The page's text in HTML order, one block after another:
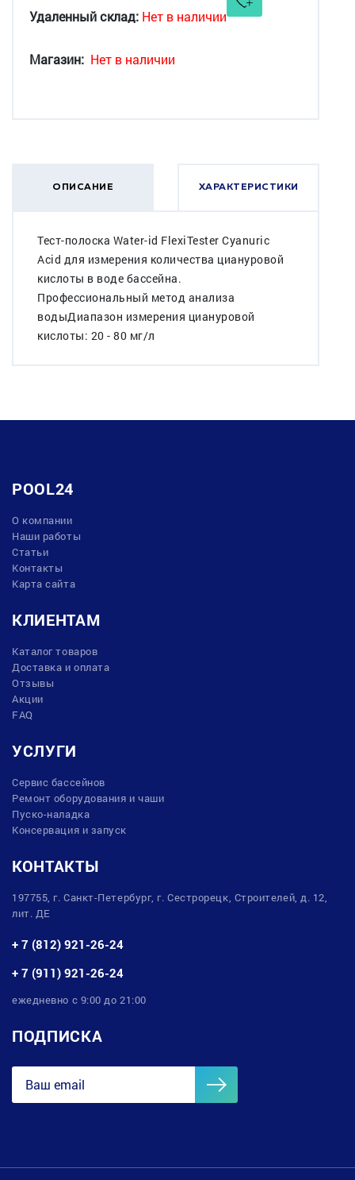
Удаленный склад: Нет в наличии
Магазин: Нет в наличии
ОПИСАНИЕ ХАРАКТЕРИСТИКИ
Тест-полоска Water-id FlexiTester Cyanuric
Acid для измерения количества циануровой
кислоты в воде бассейна.
Профессиональный метод анализа
водыДиапазон измерения циануровой
кислоты: 20 - 80 мг/л
POOL24
О компании
Наши работы
Статьи
Контакты
Карта сайта
КЛИЕНТАМ
Каталог товаров
Доставка и оплата
Отзывы
Акции
FAQ
УСЛУГИ
Сервис бассейнов
Ремонт оборудования и чаши
Пуско-наладка
Консервация и запуск
КОНТАКТЫ
197755, г. Санкт-Петербург, г. Сестрорецк, Строителей, д. 12,
лит. ДЕ
+ 7 (812) 921-26-24
+ 7 (911) 921-26-24
ежедневно с 9:00 до 21:00
ПОДПИСКА